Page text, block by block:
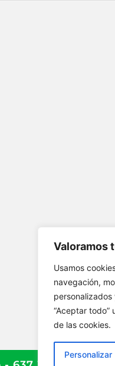
Valoramos
Usamos
navegación,
“Aceptar todo”
de las cookies.
Personalizar